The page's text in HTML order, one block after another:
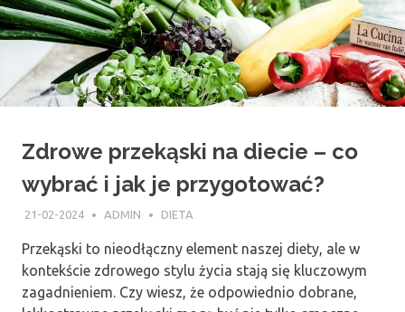
Zdrowe przekąski na diecie – co
wybrać i jak je przygotować?
21-02-2024 ADMIN DIETA
Przekąski to nieodłączny element naszej diety, ale w
kontekście zdrowego stylu życia stają się kluczowym
zagadnieniem. Czy wiesz, że odpowiednio dobrane,